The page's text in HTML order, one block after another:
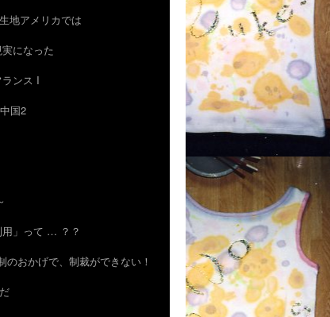
地アメリカでは
になった
ンス I
国2
用」って … ？？
おかげで、制裁ができない！